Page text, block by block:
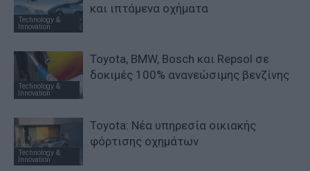
Technology &
Innovation
και ιπτάμενα οχήματα
Technology &
Innovation
Toyota, BMW, Bosch και Repsol σε
δοκιμές 100% ανανεώσιμης βενζίνης
Technology &
Innovation
Toyota: Νέα υπηρεσία οικιακής
φόρτισης οχημάτων